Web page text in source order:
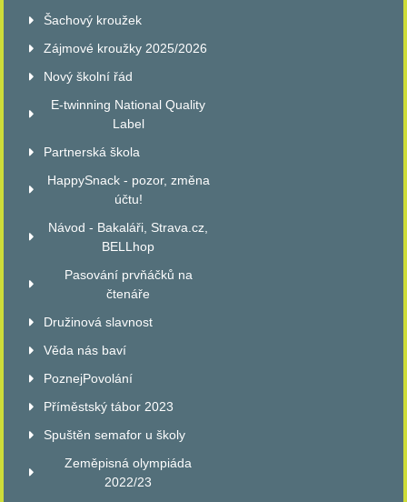
Šachový kroužek
Zájmové kroužky 2025/2026
Nový školní řád
E-twinning National Quality
Label
Partnerská škola
HappySnack - pozor, změna
účtu!
Návod - Bakaláři, Strava.cz,
BELLhop
Pasování prvňáčků na
čtenáře
Družinová slavnost
Věda nás baví
PoznejPovolání
Příměstský tábor 2023
Spuštěn semafor u školy
Zeměpisná olympiáda
2022/23